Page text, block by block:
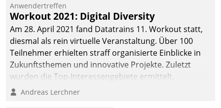
Cloud-Strategien und -
Lösungen mit hohem
Zukunftspotenzial.
Anwendertreffen
Workout 2021: Digital Diversity
Am 28. April 2021 fand Datatrains 11. Workout statt,
diesmal als rein virtuelle Veranstaltung. Über 100
Teilnehmer erhielten straff organisierte Einblicke in
Zukunftsthemen und innovative Projekte. Zuletzt
wurden die Top-Interessengebiete ermittelt.
Andreas Lerchner